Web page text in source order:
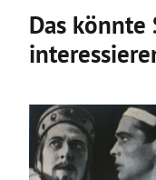
Das könnte